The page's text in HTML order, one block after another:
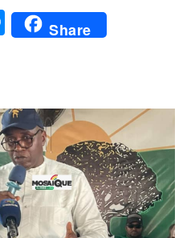
g
er
M
e
n
g
er
Share